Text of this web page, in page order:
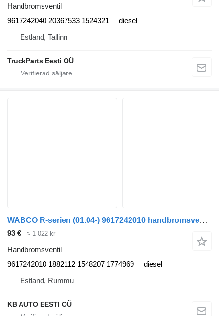
Handbromsventil
9617242040 20367533 1524321
diesel
Estland, Tallinn
TruckParts Eesti OÜ
WABCO R-serien (01.04-) 9617242010 handbromsventil till Scania P,G,R,T-series (2004-2017) lastbil
93 € ≈ 1 022 kr
Handbromsventil
9617242010 1882112 1548207 1774969
diesel
Estland, Rummu
KB AUTO EESTI OÜ